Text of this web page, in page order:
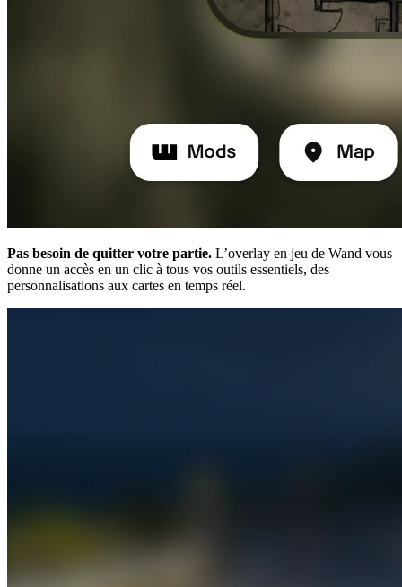
Pas besoin de quitter votre partie. L’overlay en jeu de Wand vous
donne un accès en un clic à tous vos outils essentiels, des
personnalisations aux cartes en temps réel.